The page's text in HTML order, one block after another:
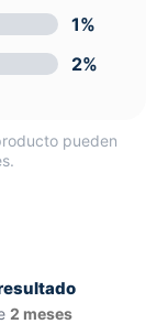
1%
2%
pueden
2 meses